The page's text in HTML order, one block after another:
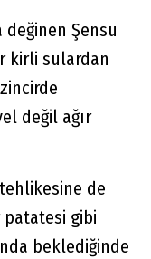
Şensu
kirli sulardan
değil ağır
de
gibi
beklediğinde